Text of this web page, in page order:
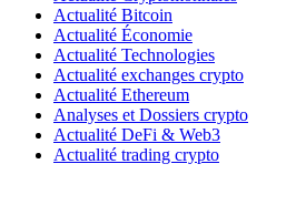
Actualité Bitcoin
Actualité Économie
Actualité Technologies
Actualité exchanges crypto
Actualité Ethereum
Analyses et Dossiers crypto
Actualité DeFi & Web3
Actualité trading crypto